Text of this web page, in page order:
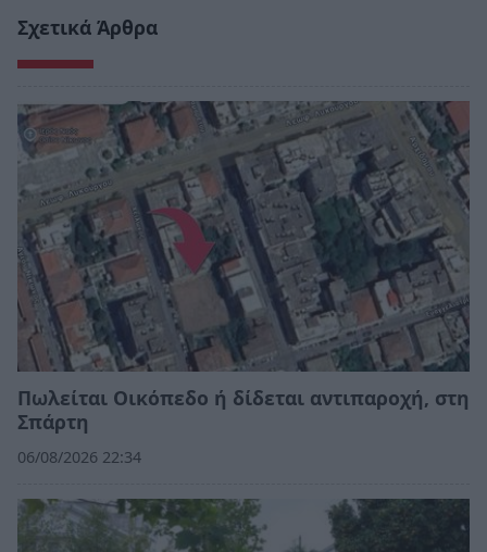
Σχετικά Άρθρα
Πωλείται Οικόπεδο ή δίδεται αντιπαροχή, στη
Σπάρτη
06/08/2026 22:34